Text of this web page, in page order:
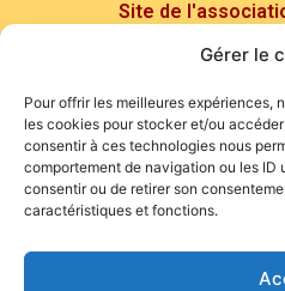
Gérer le
Pour offrir les meilleures expériences,
les cookies pour stocker et/ou
consentir à ces technologies nous
comportement de navigation ou les ID
consentir ou de retirer son
caractéristiques et fonctions.
Site de